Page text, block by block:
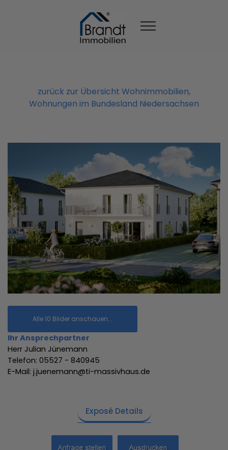
zurück zur Übersicht Wohnimmobilien,
Wohnungen im Bundesland Niedersachsen
Alle 10 Bilder anschauen...
Ihr Ansprechpartner
Herr Julian Jünemann
Telefon: 05527 - 840945
E-Mail: j.juenemann@ti-massivhaus.de
Exposé Details